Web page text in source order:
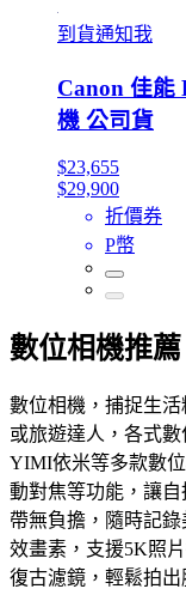
到貨通知我
Canon 佳能
機 公司貨
$23,655
$29,900
折價券
P幣
數位相機推
數位相機，捕捉生
或旅遊達人，各式
YIMI依米等多款數
動對焦等功能，讓
帶無負擔，隨時記
效畫素，支援5K照
復古濾鏡，輕鬆拍出